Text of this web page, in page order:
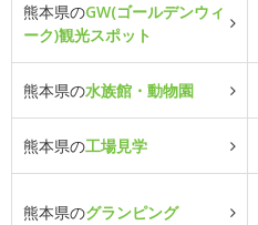
熊本県のGW(ゴールデンウィ
ーク)観光スポット
熊本県の水族館・動物園
熊本県の工場見学
熊本県のグランピング